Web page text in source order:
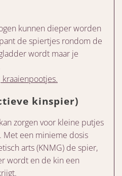
kunnen dieper worden
de spiertjes rondom de
wordt maar je
kinspier)
zorgen voor kleine putjes
een minieme dosis
arts (KNMG) de spier,
wordt en de kin een